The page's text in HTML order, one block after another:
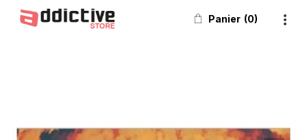
Panier 0